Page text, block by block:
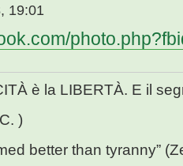
19:01
è la LIBERTÀ. E il
)
better than tyranny”